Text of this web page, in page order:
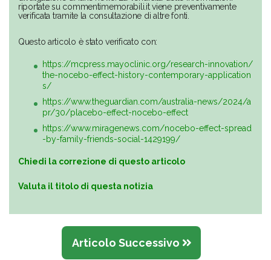
riportate su commentimemorabili.it viene preventivamente
verificata tramite la consultazione di altre fonti.
Questo articolo è stato verificato con:
https://mcpress.mayoclinic.org/research-innovation/
the-nocebo-effect-history-contemporary-application
s/
https://www.theguardian.com/australia-news/2024/a
pr/30/placebo-effect-nocebo-effect
https://www.miragenews.com/nocebo-effect-spread
-by-family-friends-social-1429199/
Chiedi la correzione di questo articolo
Valuta il titolo di questa notizia
Articolo Successivo